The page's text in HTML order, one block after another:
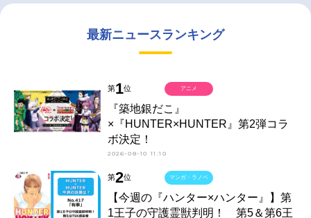
最新ニュースランキング
第1位
『築地銀だこ』
×『HUNTER×HUNTER』第2弾コラ
ボ決定！
2026-08-10 11:10
アニメ
第2位
【今週の『ハンター×ハンター』】第
1王子の守護霊獣判明！ 第5＆第6王
マンガ・ラノベ